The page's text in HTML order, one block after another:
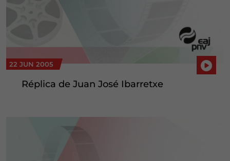
22 JUN 2005
Réplica de Juan José Ibarretxe